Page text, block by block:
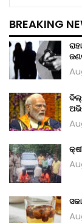
BREAKING